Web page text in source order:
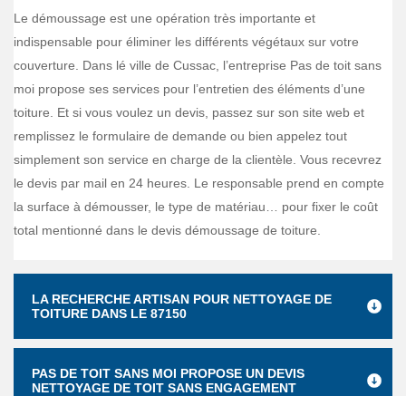
Le démoussage est une opération très importante et
indispensable pour éliminer les différents végétaux sur votre
couverture. Dans lé ville de Cussac, l’entreprise Pas de toit sans
moi propose ses services pour l’entretien des éléments d’une
toiture. Et si vous voulez un devis, passez sur son site web et
remplissez le formulaire de demande ou bien appelez tout
simplement son service en charge de la clientèle. Vous recevrez
le devis par mail en 24 heures. Le responsable prend en compte
la surface à démousser, le type de matériau… pour fixer le coût
total mentionné dans le devis démoussage de toiture.
LA RECHERCHE ARTISAN POUR NETTOYAGE DE
TOITURE DANS LE 87150
PAS DE TOIT SANS MOI PROPOSE UN DEVIS
NETTOYAGE DE TOIT SANS ENGAGEMENT